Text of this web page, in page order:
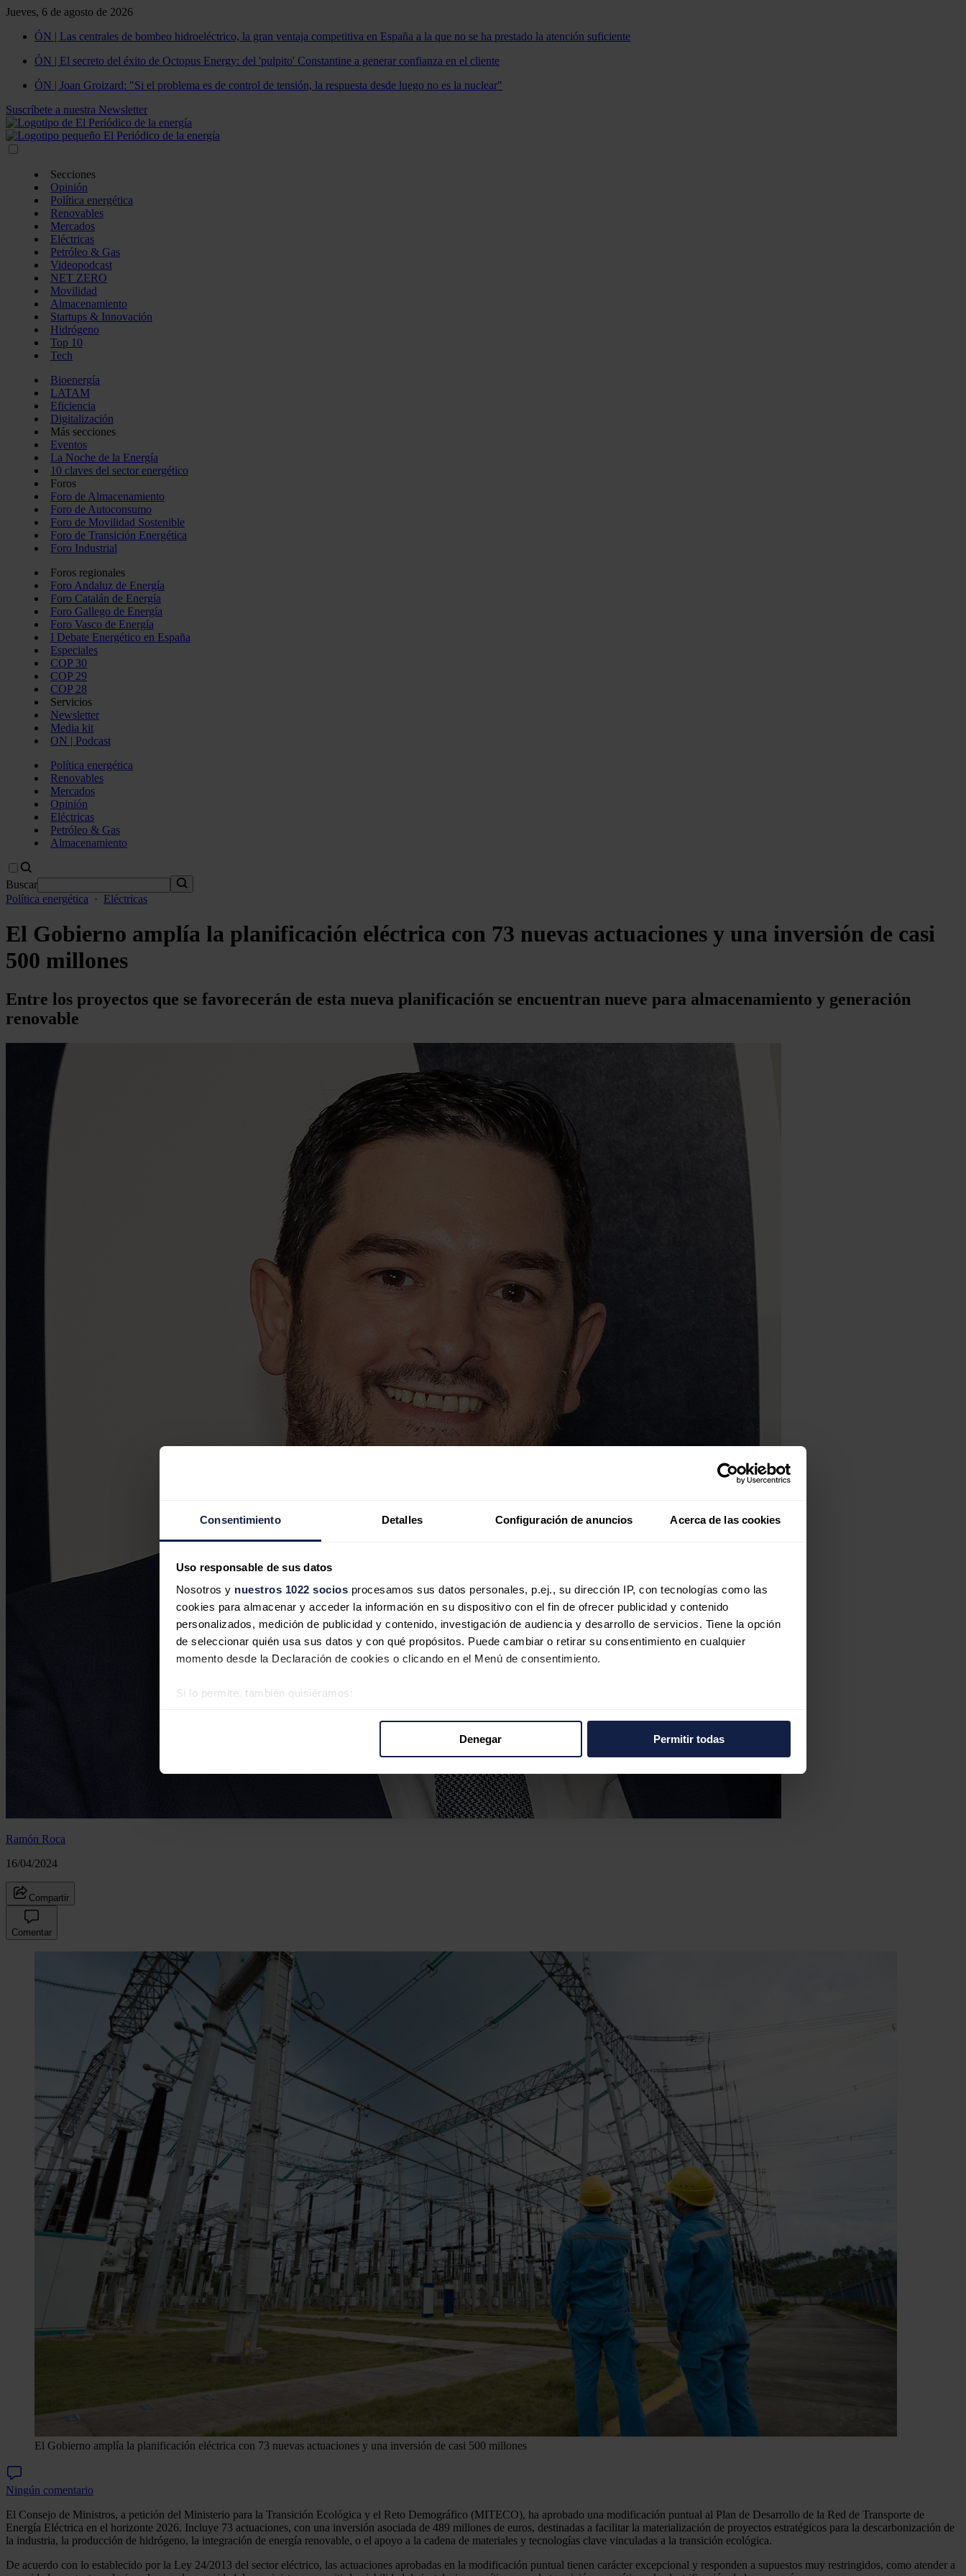
Consentimiento Detalles Configuración de anuncios Acerca de las cookies
Uso responsable de sus datos
Nosotros y nuestros 1022 socios procesamos sus datos personales, p.ej., su dirección IP, con tecnologías como las
cookies para almacenar y acceder la información en su dispositivo con el fin de ofrecer publicidad y contenido
personalizados, medición de publicidad y contenido, investigación de audiencia y desarrollo de servicios. Tiene la opción
de seleccionar quién usa sus datos y con qué propósitos. Puede cambiar o retirar su consentimiento en cualquier
momento desde la Declaración de cookies o clicando en el Menú de consentimiento.
Si lo permite, también quisiéramos:
Las cookies de este sitio web se usan para personalizar el contenido y los anuncios, ofrecer funciones de redes sociales
y analizar el tráfico. Además, compartimos información sobre el uso que haga del sitio web con nuestros partners de
Denegar Permitir todas
Jueves, 6 de agosto de 2026
ÓN | Las centrales de bombeo hidroeléctrico, la gran ventaja competitiva en España a la que no se ha prestado la atención suficiente
ÓN | El secreto del éxito de Octopus Energy: del 'pulpito' Constantine a generar confianza en el cliente
ÓN | Joan Groizard: "Si el problema es de control de tensión, la respuesta desde luego no es la nuclear"
Suscríbete a nuestra Newsletter
Secciones
Opinión
Política energética
Renovables
Mercados
Eléctricas
Petróleo & Gas
Videopodcast
NET ZERO
Movilidad
Almacenamiento
Startups & Innovación
Hidrógeno
Top 10
Tech
Bioenergía
LATAM
Eficiencia
Digitalización
Más secciones
Eventos
La Noche de la Energía
10 claves del sector energético
Foros
Foro de Almacenamiento
Foro de Autoconsumo
Foro de Movilidad Sostenible
Foro de Transición Energética
Foro Industrial
Foros regionales
Foro Andaluz de Energía
Foro Catalán de Energía
Foro Gallego de Energía
Foro Vasco de Energía
I Debate Energético en España
Especiales
COP 30
COP 29
COP 28
Servicios
Newsletter
Media kit
ON | Podcast
Política energética
Renovables
Mercados
Opinión
Eléctricas
Petróleo & Gas
Almacenamiento
Buscar
Política energética
· Eléctricas
El Gobierno amplía la planificación eléctrica con 73 nuevas actuaciones y una inversión de casi
500 millones
Entre los proyectos que se favorecerán de esta nueva planificación se encuentran nueve para almacenamiento y generación
renovable
Ramón Roca
16/04/2024
Compartir
Comentar
El Gobierno amplía la planificación eléctrica con 73 nuevas actuaciones y una inversión de casi 500 millones
Ningún comentario
El Consejo de Ministros, a petición del Ministerio para la Transición Ecológica y el Reto Demográfico (MITECO), ha aprobado una modificación puntual al Plan de Desarrollo de la Red de Transporte de
Energía Eléctrica en el horizonte 2026. Incluye 73 actuaciones, con una inversión asociada de 489 millones de euros, destinadas a facilitar la materialización de proyectos estratégicos para la descarbonización de
la industria, la producción de hidrógeno, la integración de energía renovable, o el apoyo a la cadena de materiales y tecnologías clave vinculadas a la transición ecológica.
De acuerdo con lo establecido por la Ley 24/2013 del sector eléctrico, las actuaciones aprobadas en la modificación puntual tienen carácter excepcional y responden a supuestos muy restringidos, como atender a